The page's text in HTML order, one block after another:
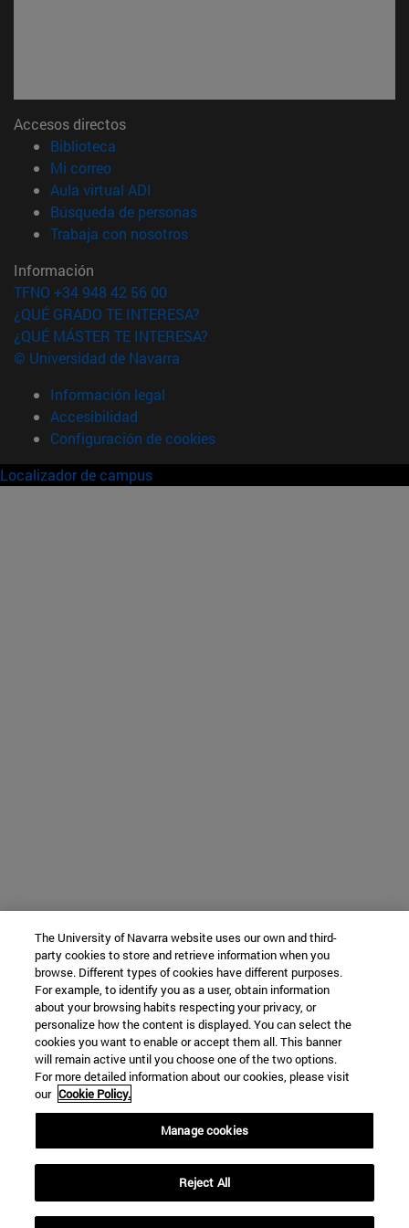
Accesos directos
Biblioteca
Mi correo(abre en nueva ventana)
Aula virtual ADI
Búsqueda de personas(abre en nueva ventana)
Trabaja con nosotros(abre en nueva ventana)
Información
TFNO +34 948 42 56 00
¿QUÉ GRADO TE INTERESA?
¿QUÉ MÁSTER TE INTERESA?
© Universidad de Navarra
Información legal
Accesibilidad
Configuración de cookies
Localizador de campus
The University of Navarra website uses our own and third-
party cookies to store and retrieve information when you
browse. Different types of cookies have different purposes.
For example, to identify you as a user, obtain information
about your browsing habits respecting your privacy, or
personalize how the content is displayed. You can select the
cookies you want to enable or accept them all. This banner
will remain active until you choose one of the two options.
For more detailed information about our cookies, please visit
our Cookie Policy.
Manage cookies
Reject All